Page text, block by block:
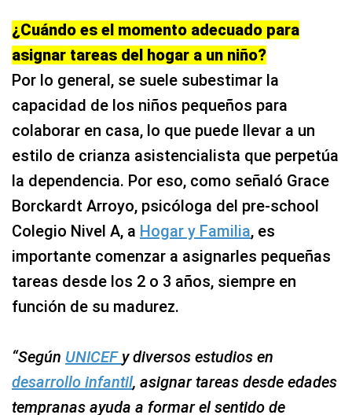
¿Cuándo es el momento adecuado para
asignar tareas del hogar a un niño?
Por lo general, se suele subestimar la
capacidad de los niños pequeños para
colaborar en casa, lo que puede llevar a un
estilo de crianza asistencialista que perpetúa
la dependencia. Por eso, como señaló Grace
Borckardt Arroyo, psicóloga del pre-school
Colegio Nivel A, a Hogar y Familia, es
importante comenzar a asignarles pequeñas
tareas desde los 2 o 3 años, siempre en
función de su madurez.
“Según UNICEF y diversos estudios en
desarrollo infantil, asignar tareas desde edades
tempranas ayuda a formar el sentido de